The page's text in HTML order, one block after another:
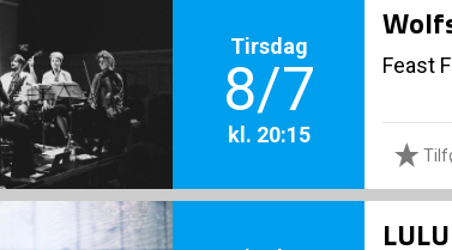
Tirsdag
8/7
kl. 20:15
Feast
LULU